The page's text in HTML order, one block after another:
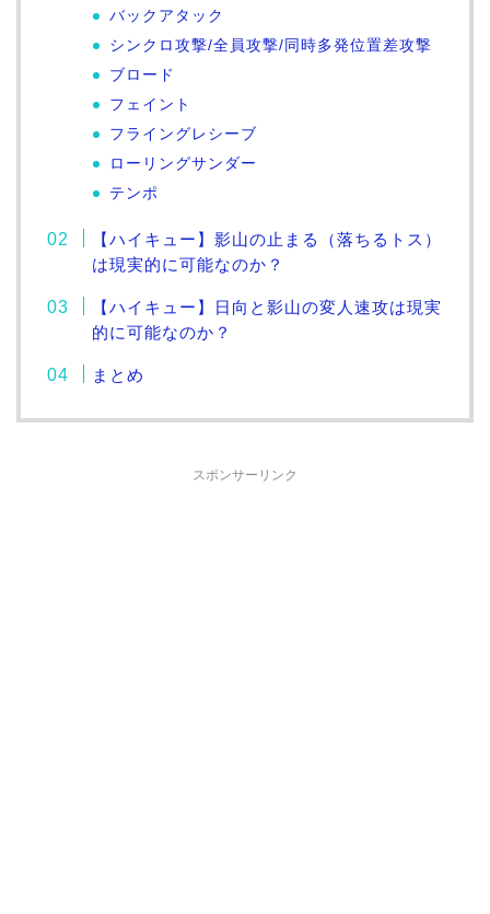
バックアタック
シンクロ攻撃/全員攻撃/同時多発位置差攻撃
ブロード
フェイント
フライングレシーブ
ローリングサンダー
テンポ
【ハイキュー】影山の止まる（落ちるトス）
は現実的に可能なのか？
【ハイキュー】日向と影山の変人速攻は現実
的に可能なのか？
まとめ
スポンサーリンク